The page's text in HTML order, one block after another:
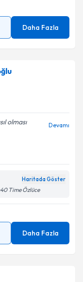
Daha Fazla
olması
Devamı
Haritada Göster
Time Özlüce
Daha Fazla